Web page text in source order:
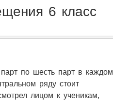
6 класс
по шесть парт в каждом
ряду стоит
лицом к ученикам,